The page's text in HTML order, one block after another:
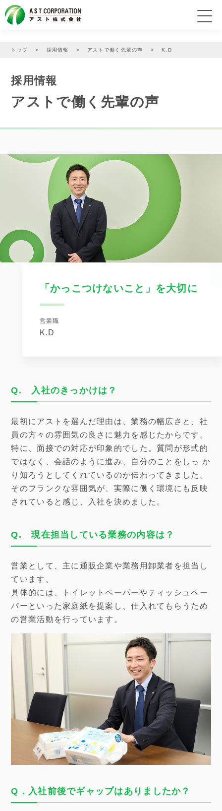
商品情報
CSR情報
採用情報
オンラインショップ
お問い合わせ
トップ 採用情報 アストで働く先輩の声 K.D
採用情報
アストで働く先輩の声
「かっこつけないこと」を大切に
営業職
K.D
Q. 入社のきっかけは？
最初にアストを選んだ理由は、業務の幅広さと、社
員の方々の雰囲気の良さに魅力を感じたからです。
特に、面接での対応が印象的でした。質問が形式的
ではなく、会話のように進み、自分のことをしっ か
り知ろうとしてくれているのが伝わってきました。
そのフランクな雰囲気が、実際に働く環境にも反映
されていると感じ、入社を決めました。
Q. 現在担当している業務の内容は？
営業として、主に通販企業や業務用卸業者を担当し
ています。
具体的には、トイレットペーパーやティッシュペー
パーといった家庭紙を提案し、仕入れてもらうため
の営業活動を行っています。
Q．入社前後でギャップはありましたか？